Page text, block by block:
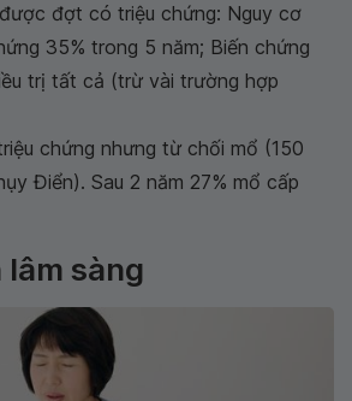
đợt có triệu chứng: Nguy cơ
35% trong 5 năm; Biến chứng
trị tất cả (trừ vài trường hợp
chứng nhưng từ chối mổ (150
Điển). Sau 2 năm 27% mổ cấp
lâm sàng